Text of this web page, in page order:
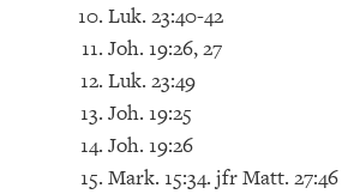
Luk. 23:40-42
Joh. 19:26, 27
Luk. 23:49
Joh. 19:25
Joh. 19:26
Mark. 15:34. jfr Matt. 27:46